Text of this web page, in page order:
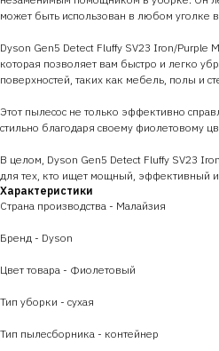
может быть использован в любом уголке
Dyson Gen5 Detect Fluffy SV23 Iron/Purple
которая позволяет вам быстро и легко
поверхностей, таких как мебель, полы и
Этот пылесос не только эффективно
стильно благодаря своему фиолетовому
В целом, Dyson Gen5 Detect Fluffy SV23
для тех, кто ищет мощный, эффективный и
Характеристики
Страна производства - Малайзия
Бренд - Dyson
Цвет товара - Фиолетовый
Тип уборки - сухая
Тип пылесборника - контейнер